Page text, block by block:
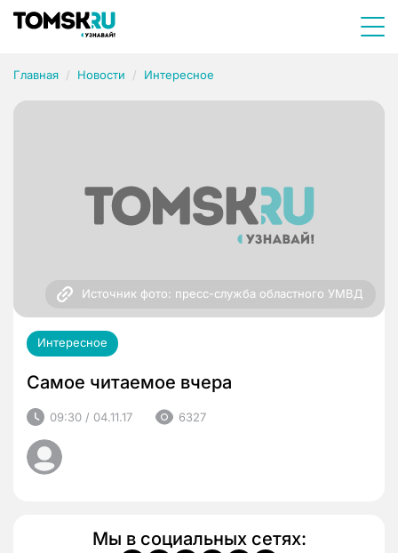
Главная Новости Интересное
Источник фото: пресс-служба областного УМВД
Интересное
Самое читаемое вчера
09:30 / 04.11.17 6327
Мы в социальных сетях: